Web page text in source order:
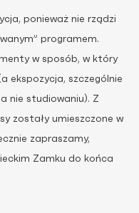
ponieważ nie rządzi
programem.
w sposób, w który
ekspozycja, szczególnie
nie studiowaniu). Z
zostały umieszczone w
zapraszamy,
Zamku do końca